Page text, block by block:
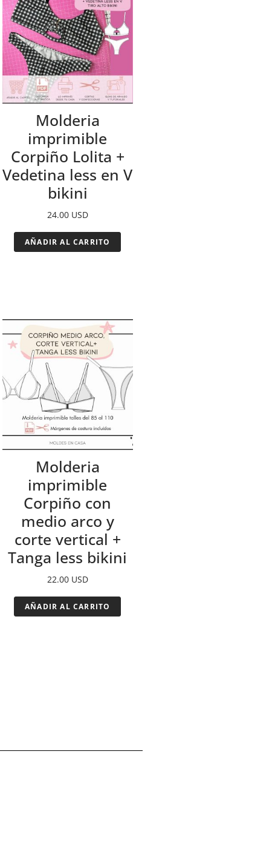
Molderia
imprimible
Corpiño Lolita +
Vedetina less en V
bikini
24.00 USD
AÑADIR AL CARRITO
Molderia
imprimible
Corpiño con
medio arco y
corte vertical +
Tanga less bikini
22.00 USD
AÑADIR AL CARRITO